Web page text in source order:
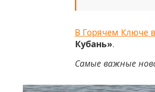
В Горячем Ключе
Кубань».
Самые важные